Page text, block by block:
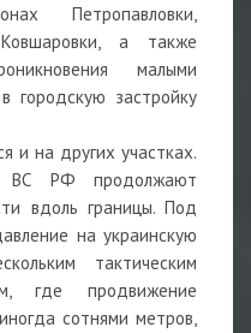
Петропавловки,
а также
малыми
городскую застройку
и на других участках.
ВС РФ продолжают
вдоль границы. Под
на украинскую
тактическим
где продвижение
сотнями метров,